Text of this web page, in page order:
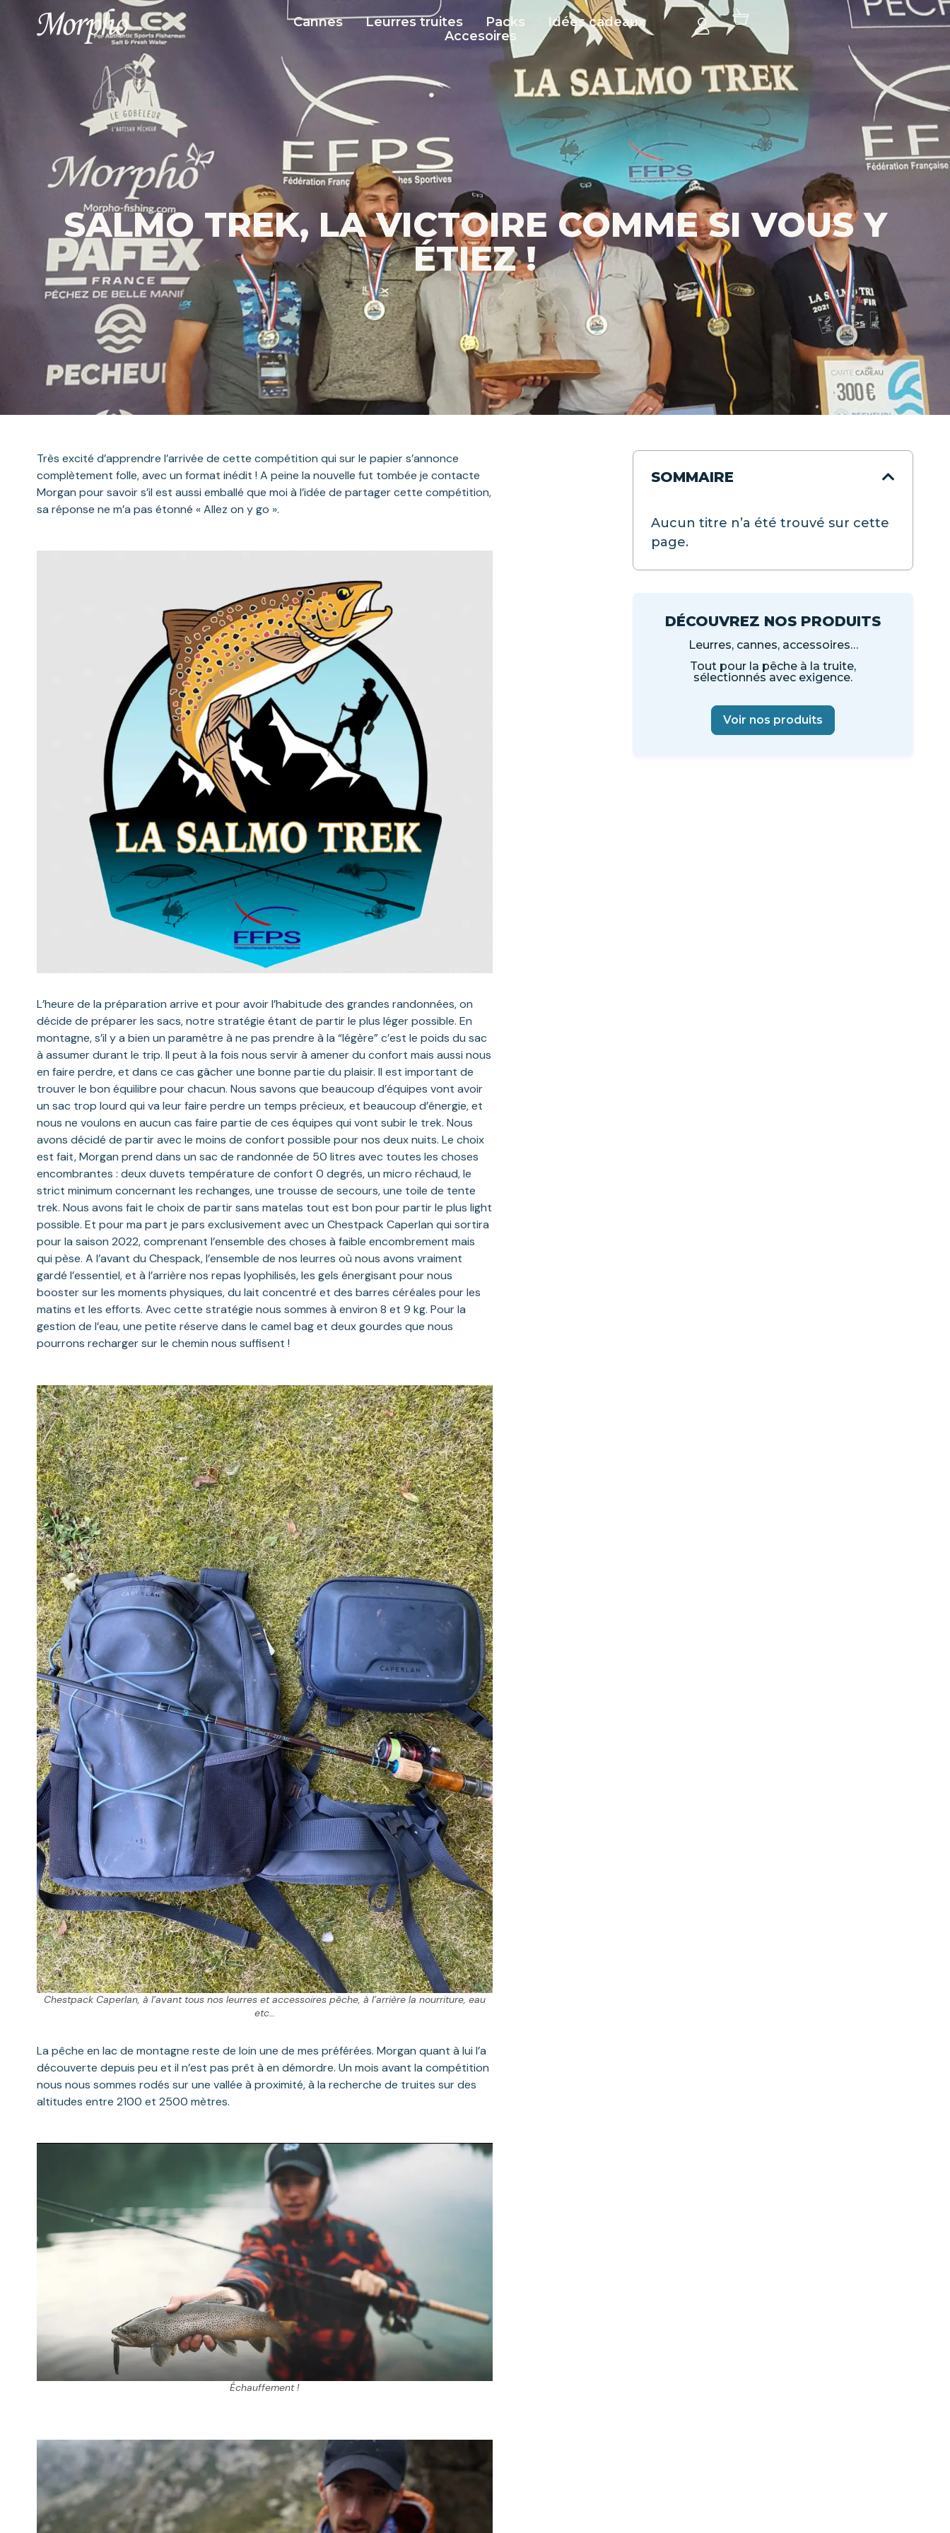
Cannes Leurres truites Packs
Idées cadeaux
Accesoires
SALMO TREK, LA VICTOIRE COMME SI VOUS Y
ÉTIEZ !
Très excité d’apprendre l’arrivée de cette compétition qui sur le papier s’annonce
complètement folle, avec un format inédit ! A peine la nouvelle fut tombée je contacte
Morgan pour savoir s’il est aussi emballé que moi à l’idée de partager cette compétition,
sa réponse ne m’a pas étonné « Allez on y go ».
L’heure de la préparation arrive et pour avoir l’habitude des grandes randonnées, on
décide de préparer les sacs, notre stratégie étant de partir le plus léger possible. En
montagne, s’il y a bien un paramètre à ne pas prendre à la “légère” c’est le poids du sac
à assumer durant le trip. Il peut à la fois nous servir à amener du confort mais aussi nous
en faire perdre, et dans ce cas gâcher une bonne partie du plaisir. Il est important de
trouver le bon équilibre pour chacun. Nous savons que beaucoup d’équipes vont avoir
un sac trop lourd qui va leur faire perdre un temps précieux, et beaucoup d’énergie, et
nous ne voulons en aucun cas faire partie de ces équipes qui vont subir le trek. Nous
avons décidé de partir avec le moins de confort possible pour nos deux nuits. Le choix
est fait, Morgan prend dans un sac de randonnée de 50 litres avec toutes les choses
encombrantes : deux duvets température de confort 0 degrés, un micro réchaud, le
strict minimum concernant les rechanges, une trousse de secours, une toile de tente
trek. Nous avons fait le choix de partir sans matelas tout est bon pour partir le plus light
possible. Et pour ma part je pars exclusivement avec un Chestpack Caperlan qui sortira
pour la saison 2022, comprenant l’ensemble des choses à faible encombrement mais
qui pèse. A l’avant du Chespack, l’ensemble de nos leurres où nous avons vraiment
gardé l’essentiel, et à l’arrière nos repas lyophilisés, les gels énergisant pour nous
booster sur les moments physiques, du lait concentré et des barres céréales pour les
matins et les efforts. Avec cette stratégie nous sommes à environ 8 et 9 kg. Pour la
gestion de l’eau, une petite réserve dans le camel bag et deux gourdes que nous
pourrons recharger sur le chemin nous suffisent !
Chestpack Caperlan, à l’avant tous nos leurres et accessoires pêche, à l’arrière la nourriture, eau
etc…
La pêche en lac de montagne reste de loin une de mes préférées. Morgan quant à lui l’a
découverte depuis peu et il n’est pas prêt à en démordre. Un mois avant la compétition
nous nous sommes rodés sur une vallée à proximité, à la recherche de truites sur des
altitudes entre 2100 et 2500 mètres.
Échauffement !
SOMMAIRE
Aucun titre n’a été trouvé sur cette
page.
DÉCOUVREZ NOS PRODUITS
Leurres, cannes, accessoires…
Tout pour la pêche à la truite,
sélectionnés avec exigence.
Voir nos produits